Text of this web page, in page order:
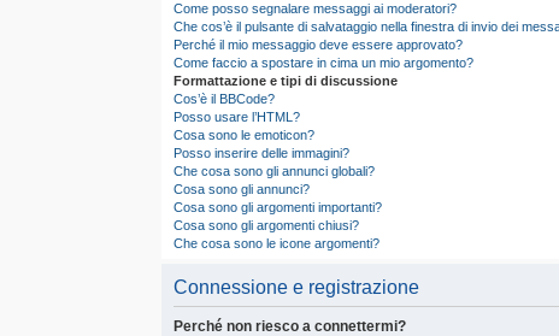
Come posso segnalare messaggi ai moderatori?
Che cos’è il pulsante di salvataggio nella finestra di invio dei
Perché il mio messaggio deve essere approvato?
Come faccio a spostare in cima un mio argomento?
Formattazione e tipi di discussione
Cos’è il BBCode?
Posso usare l’HTML?
Cosa sono le emoticon?
Posso inserire delle immagini?
Che cosa sono gli annunci globali?
Cosa sono gli annunci?
Cosa sono gli argomenti importanti?
Cosa sono gli argomenti chiusi?
Che cosa sono le icone argomenti?
Connessione e registrazione
Perché non riesco a connettermi?